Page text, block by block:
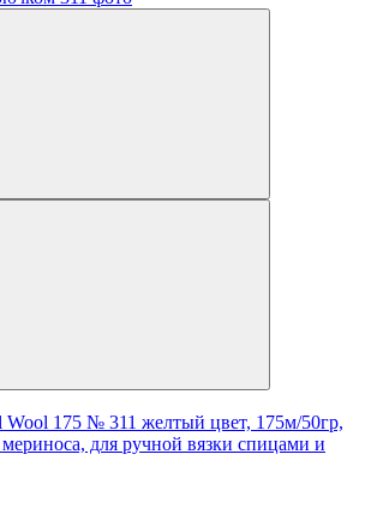
Wool 175 № 311 желтый цвет, 175м/50гр,
для ручной вязки спицами и